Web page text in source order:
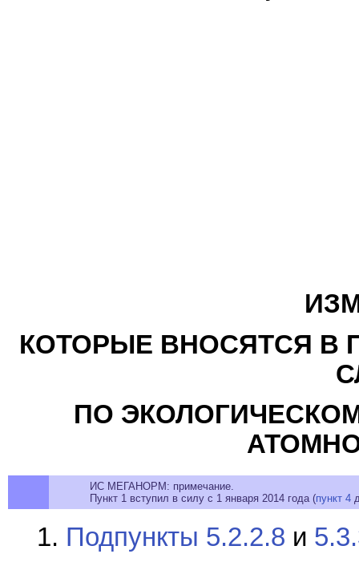
КОТОРЫЕ ВНОСЯТСЯ В
ПО
ИС МЕГАНОРМ: примечание.
Пункт 1 вступил в силу с 1 января 2014 года (пункт 4
1. Подпункты 5.2.2.8 и